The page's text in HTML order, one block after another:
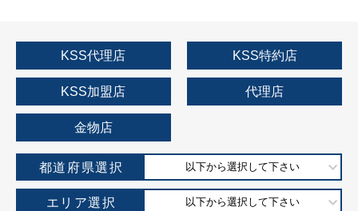
KSS代理店 KSS特約店
KSS加盟店 代理店
金物店
都道府県選択 以下から選択して下さい
エリア選択 以下から選択して下さい